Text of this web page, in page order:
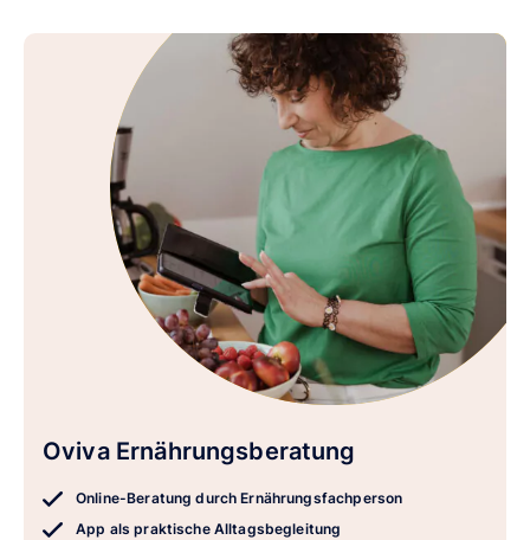
Oviva Ernährungsberatung
Online-Beratung durch Ernährungsfachperson
App als praktische Alltagsbegleitung